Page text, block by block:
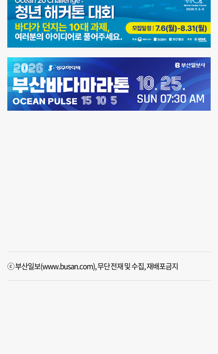
ⓒ 부산일보(www.busan.com), 무단전재 및 수집, 재배포금지